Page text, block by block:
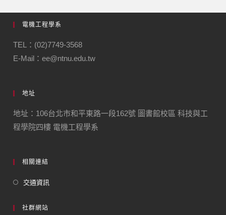
電機工程學系
TEL：(02)7749-3568
E-Mail：ee@ntnu.edu.tw
地址
地址：106台北市和平東路一段162號 圖書館校區 科技與工
程學院四樓 電機工程學系
相關連結
交通資訊
社群網站